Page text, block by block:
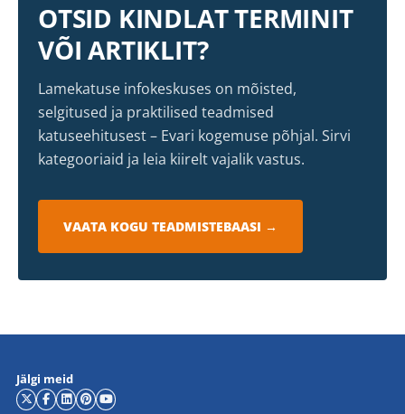
OTSID KINDLAT TERMINIT
VÕI ARTIKLIT?
Lamekatuse infokeskuses on mõisted,
selgitused ja praktilised teadmised
katuseehitusest – Evari kogemuse põhjal. Sirvi
kategooriaid ja leia kiirelt vajalik vastus.
VAATA KOGU TEADMISTEBAASI →
Jälgi meid